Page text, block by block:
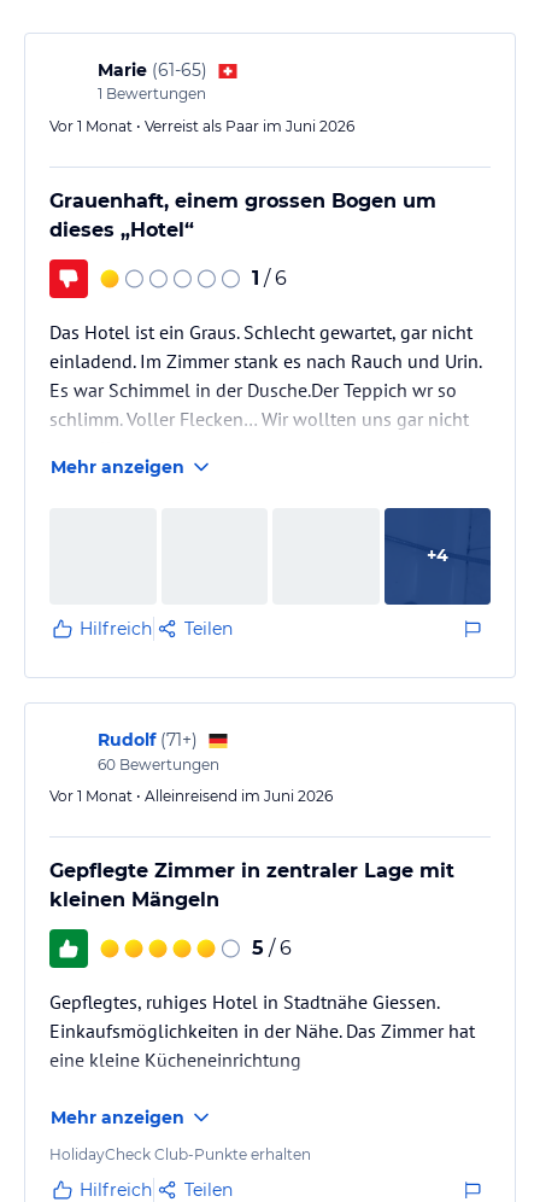
Marie (61-65)
1 Bewertungen
Vor 1 Monat • Verreist als Paar im Juni 2026
Grauenhaft, einem grossen Bogen um
dieses „Hotel“
1 / 6
Das Hotel ist ein Graus. Schlecht gewartet, gar nicht
einladend. Im Zimmer stank es nach Rauch und Urin.
Es war Schimmel in der Dusche.Der Teppich wr so
schlimm. Voller Flecken… Wir wollten uns gar nicht
Mehr anzeigen
+4
Hilfreich Teilen
Rudolf (71+)
60 Bewertungen
Vor 1 Monat • Alleinreisend im Juni 2026
Gepflegte Zimmer in zentraler Lage mit
kleinen Mängeln
5 / 6
Gepflegtes, ruhiges Hotel in Stadtnähe Giessen.
Einkaufsmöglichkeiten in der Nähe. Das Zimmer hat
eine kleine Kücheneinrichtung
Mehr anzeigen
HolidayCheck Club-Punkte erhalten
Hilfreich Teilen